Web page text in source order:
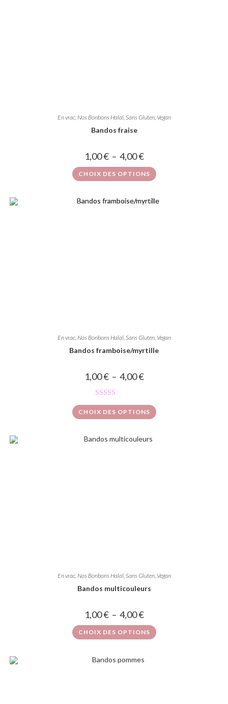
En vrac, Nos Bonbons Halal, Sans Gluten, Vegan
Bandos fraise
1,00€ – 4,00€
CHOIX DES OPTIONS
En vrac,Nos Bonbons Halal, Sans Gluten, Vegan
Bandos framboise/myrtille
1,00€ – 4,00€
Note5.00
sur 5
CHOIX DES OPTIONS
En vrac,Nos Bonbons Halal, Sans Gluten, Vegan
Bandos multicouleurs
1,00€ – 4,00€
CHOIX DES OPTIONS